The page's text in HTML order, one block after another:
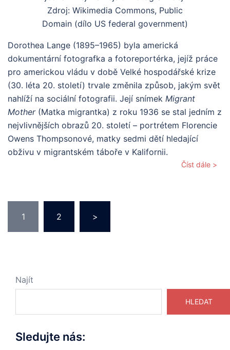
Zdroj: Wikimedia Commons, Public
Domain (dílo US federal government)
Dorothea Lange (1895–1965) byla americká
dokumentární fotografka a fotoreportérka, jejíž práce
pro americkou vládu v době Velké hospodářské krize
(30. léta 20. století) trvale změnila způsob, jakým svět
nahlíží na sociální fotografii. Její snímek Migrant
Mother(Matka migrantka) z roku 1936 se stal jedním z
nejvlivnějších obrazů 20. století – portrétem Florencie
Owens Thompsonové, matky sedmi dětí hledající
obživu v migrantském táboře v Kalifornii.
Číst dále >
příspěvků
1 2 >
Najít
HLEDAT
Sledujte nás: